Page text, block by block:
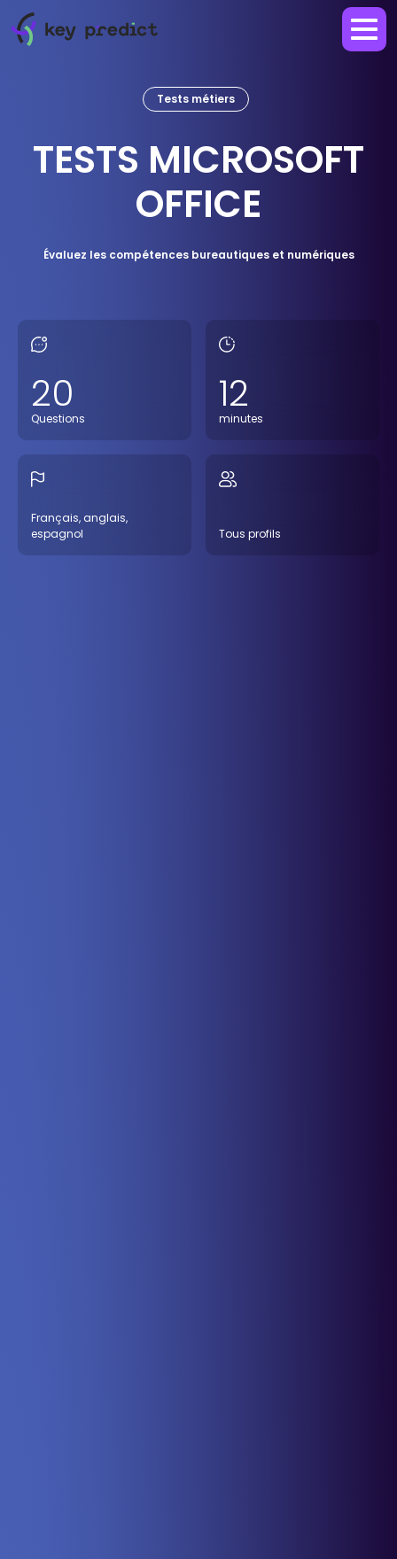
Tests métiers
TESTS MICROSOFT
OFFICE
Évaluez les compétences bureautiques et numériques
20
Questions
12
minutes
Français, anglais,
espagnol
Tous profils